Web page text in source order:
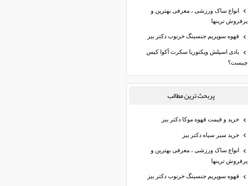
انواع ساک ورزشی ، معرفی بهترین و
پرفروش ترینها
قهوه سوپریم جنسینگ خرنوب دکتر بیز
بادی اسپلش ویکتوریا سکرت آکوا کیس
چیست؟
پربحث ترين مطالب
خرید و قیمت قهوه موکا دکتر بیز
خرید سیر سیاه دکتر بیز
انواع ساک ورزشی ، معرفی بهترین و
پرفروش ترینها
قهوه سوپریم جنسینگ خرنوب دکتر بیز